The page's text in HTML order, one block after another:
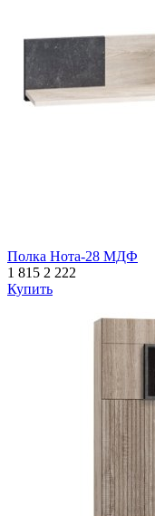
Полка Нота-28 МДФ
1 815 2 222
Купить